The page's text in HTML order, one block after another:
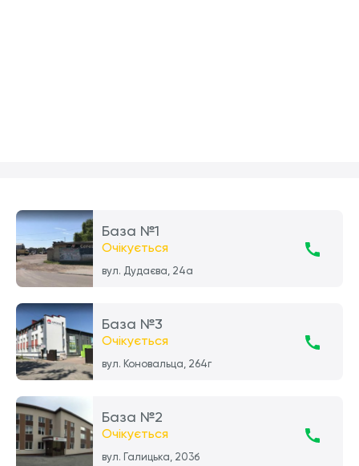
База №1
Очікується
вул. Дудаєва, 24а
База №3
Очікується
вул. Коновальца, 264г
База №2
Очікується
вул. Галицька, 203б